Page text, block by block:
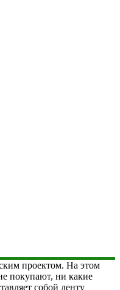
проектом. На этом
покупают, ни какие
собой ленту